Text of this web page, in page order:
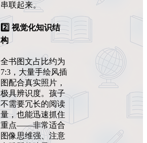
串联起来。
2️⃣ 视觉化知识结
构
全书图文占比约为
7:3，大量手绘风插
图配合真实照片，
极具辨识度。孩子
不需要冗长的阅读
量，也能迅速抓住
重点——非常适合
图像思维强、注意